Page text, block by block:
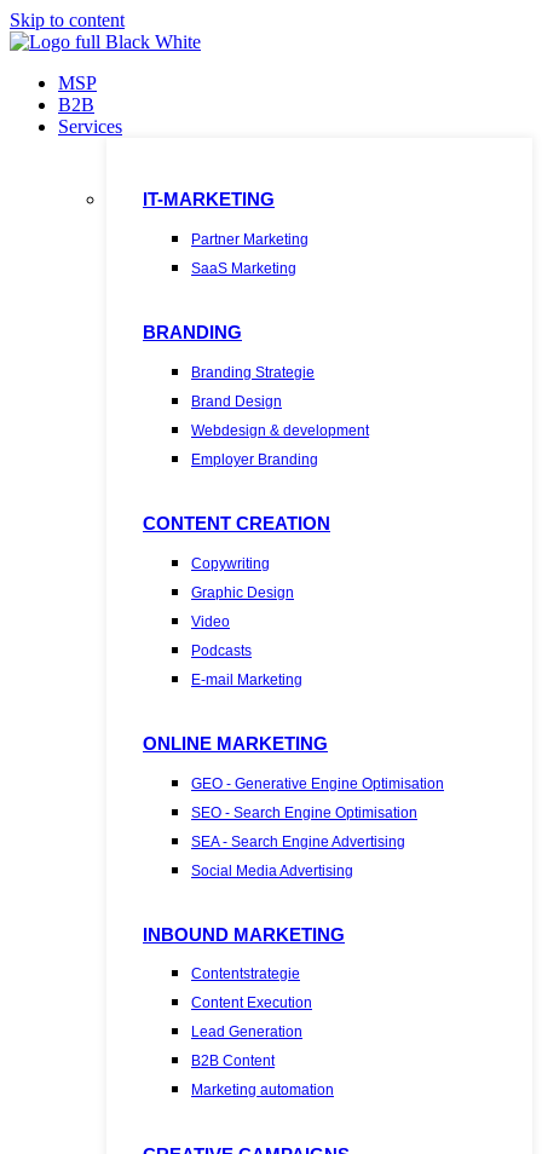
Skip to content
MSP
B2B
Services
IT-MARKETING
Partner Marketing
SaaS Marketing
BRANDING
Branding Strategie
Brand Design
Webdesign & development
Employer Branding
CONTENT CREATION
Copywriting
Graphic Design
Video
Podcasts
E-mail Marketing
ONLINE MARKETING
GEO - Generative Engine Optimisation
SEO - Search Engine Optimisation
SEA - Search Engine Advertising
Social Media Advertising
INBOUND MARKETING
Contentstrategie
Content Execution
Lead Generation
B2B Content
Marketing automation